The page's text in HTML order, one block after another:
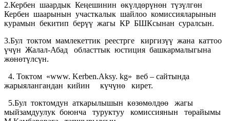
2.Кербен шаардык Кеңешинин өкүлдөрүнөн түзүлгөн
Кербен шаарынын участкалык шайлоо комиссияларынын
курамын бекитип берүү жагы КР БШКсынан суралсын.
3.Бул токтом мамлекеттик реестрге киргизүү жана каттоо
үчүн Жалал-Абад областтык юстиция башкармалыгына
жөнөтүлсүн.
4. Токтом «www. Kerben.Aksy. kg» веб – сайтында
жарыялангандан кийин күчүнө кирет.
5.Бул токтомдун аткарылышын көзөмөлдөө жагы
мыйзамдуулук боюнча туруктуу комиссиянын төрайымы